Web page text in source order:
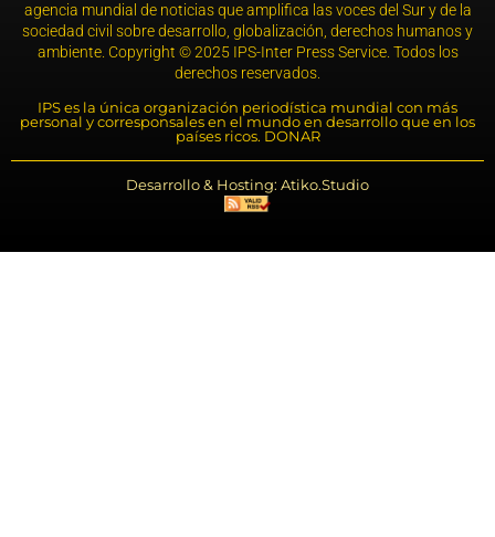
agencia mundial de noticias que amplifica las voces del Sur y de la
sociedad civil sobre desarrollo, globalización, derechos humanos y
ambiente. Copyright © 2025 IPS-Inter Press Service. Todos los
derechos reservados.
IPS es la única organización periodística mundial con más
personal y corresponsales en el mundo en desarrollo que en los
países ricos. DONAR
Desarrollo & Hosting: Atiko.Studio